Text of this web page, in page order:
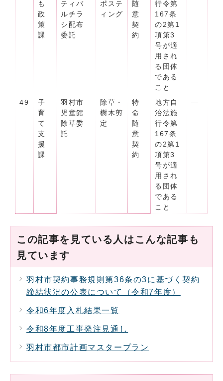
も
政
策
課
ティバ
ルチラ
シ配布
委託
ポステ
ィング
随
意
契
約
行令第
167条
の2第1
項第3
号が適
用され
る団体
である
こと
49
子
育
て
支
援
課
羽村市
児童館
除草委
託
除草・
樹木剪
定
特
命
随
意
契
約
地方自
治法施
行令第
167条
の2第1
項第3
号が適
用され
る団体
である
こと
―
この記事を見ている人はこんな記事も
見ています
羽村市契約事務規則第36条の3に基づく契約
締結状況の公表について（令和7年度）
令和6年度入札結果一覧
令和8年度工事発注見通し
羽村市都市計画マスタープラン